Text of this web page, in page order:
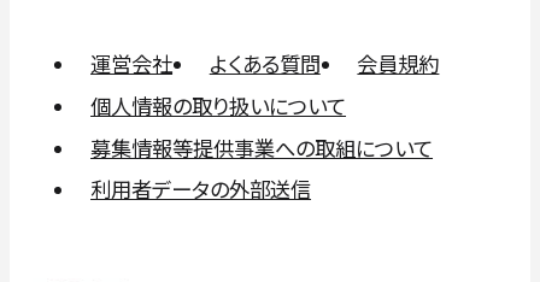
運営会社 よくある質問
会員規約
個人情報の取り扱いについて
募集情報等提供事業への取組について
利用者データの外部送信